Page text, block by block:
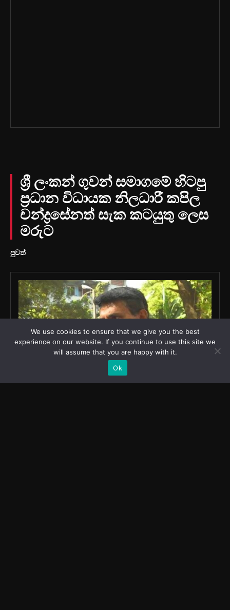
We use cookies to ensure that we give you the best
experience on our website. If you continue to use this site we
will assume that you are happy with it.
Ok